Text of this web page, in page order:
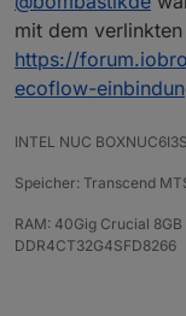
Ist
Wie
Kann
mit dem
https://
ecoflow-
INTEL NUC
Speicher: Transcend
RAM: 40Gig Crucial
DDR4CT32G4SFD8266